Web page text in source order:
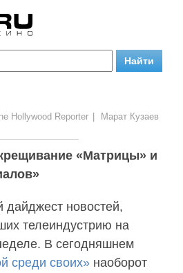
Hollywood Reporter Марат Кузаев
«Матрицы» и
дайджест новостей,
телеиндустрию на
В сегодняшнем
среди своих»наоборот